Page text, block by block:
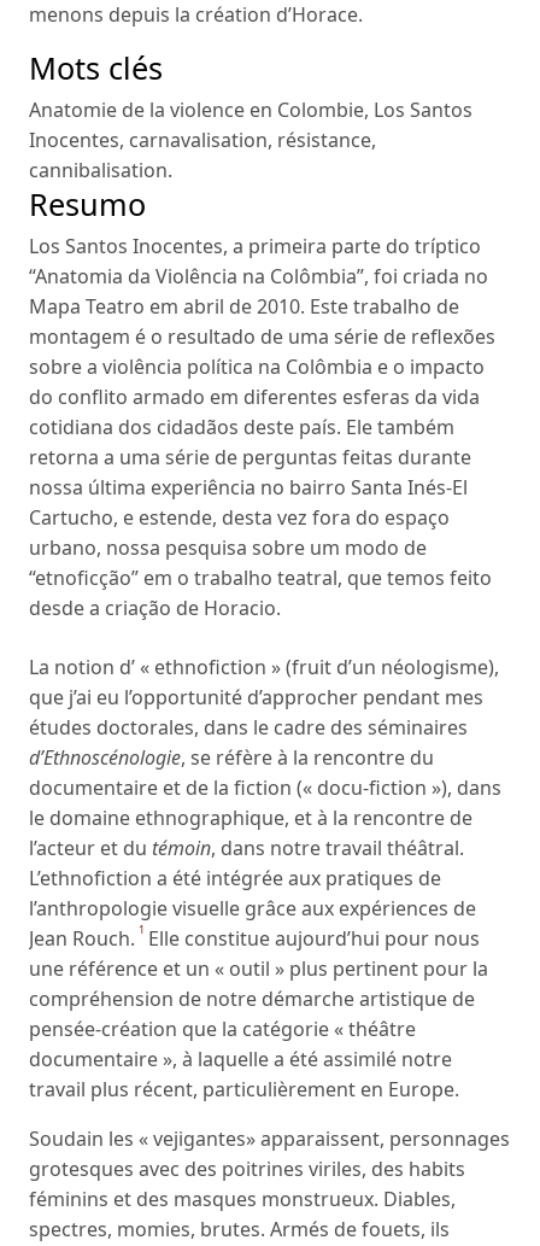
menons depuis la création d’Horace.
Mots clés
Anatomie de la violence en Colombie, Los Santos
Inocentes, carnavalisation, résistance,
cannibalisation.
Resumo
Los Santos Inocentes, a primeira parte do tríptico
“Anatomia da Violência na Colômbia”, foi criada no
Mapa Teatro em abril de 2010. Este trabalho de
montagem é o resultado de uma série de reflexões
sobre a violência política na Colômbia e o impacto
do conflito armado em diferentes esferas da vida
cotidiana dos cidadãos deste país. Ele também
retorna a uma série de perguntas feitas durante
nossa última experiência no bairro Santa Inés-El
Cartucho, e estende, desta vez fora do espaço
urbano, nossa pesquisa sobre um modo de
“etnoficção” em o trabalho teatral, que temos feito
desde a criação de Horacio.
La notion d’ « ethnofiction » (fruit d’un néologisme),
que j’ai eu l’opportunité d’approcher pendant mes
études doctorales, dans le cadre des séminaires
d’Ethnoscénologie, se réfère à la rencontre du
documentaire et de la fiction (« docu-fiction »), dans
le domaine ethnographique, et à la rencontre de
l’acteur et du témoin, dans notre travail théâtral.
L’ethnofiction a été intégrée aux pratiques de
l’anthropologie visuelle grâce aux expériences de
Jean Rouch. 1 Elle constitue aujourd’hui pour nous
une référence et un « outil » plus pertinent pour la
compréhension de notre démarche artistique de
pensée-création que la catégorie « théâtre
documentaire », à laquelle a été assimilé notre
travail plus récent, particulièrement en Europe.
Soudain les « vejigantes» apparaissent, personnages
grotesques avec des poitrines viriles, des habits
féminins et des masques monstrueux. Diables,
spectres, momies, brutes. Armés de fouets, ils